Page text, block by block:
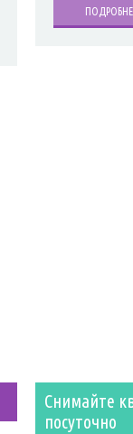
Снимайте
посуточно